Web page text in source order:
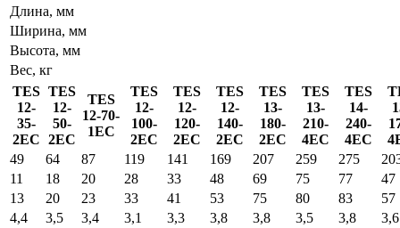
Длина, мм
Ширина, мм
Высота, мм
Вес, кг
TES
12-
35-
2EC
TES
12-
50-
2EC
TES
12-70-
1EC
TES
12-
100-
2EC
TES
12-
120-
2EC
TES
12-
140-
2EC
TES
13-
180-
2EC
TES
13-
210-
4EC
TES
14-
240-
4EC
49
64 87 119 141 169 207 259 275
11
18 20 28 33 48 69 75 77
47
13
20 23 33 41 53 75 80 83
57
4,4
3,5 3,4 3,1 3,3 3,8 3,8 3,5 3,8
3,6